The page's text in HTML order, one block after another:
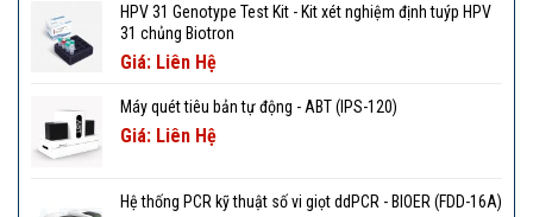
HPV 31 Genotype Test Kit - Kit xét nghiệm định tuýp HPV
31 chủng Biotron
Giá: Liên Hệ
Máy quét tiêu bản tự động - ABT (IPS-120)
Giá: Liên Hệ
Hệ thống PCR kỹ thuật số vi giọt ddPCR - BIOER (FDD-16A)